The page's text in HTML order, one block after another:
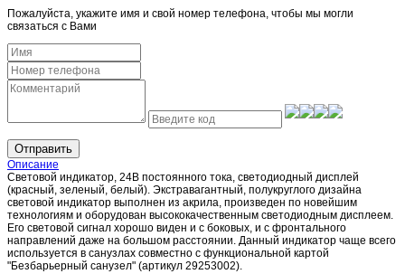
Пожалуйста, укажите имя и свой номер телефона, чтобы мы могли
связаться с Вами
Отправить
Описание
Световой индикатор, 24В постоянного тока, светодиодный дисплей
(красный, зеленый, белый). Экстравагантный, полукруглого дизайна
световой индикатор выполнен из акрила, произведен по новейшим
технологиям и оборудован высококачественным светодиодным дисплеем.
Его световой сигнал хорошо виден и с боковых, и с фронтального
направлений даже на большом расстоянии. Данный индикатор чаще всего
используется в санузлах совместно с функциональной картой
"Безбарьерный санузел" (артикул 29253002).